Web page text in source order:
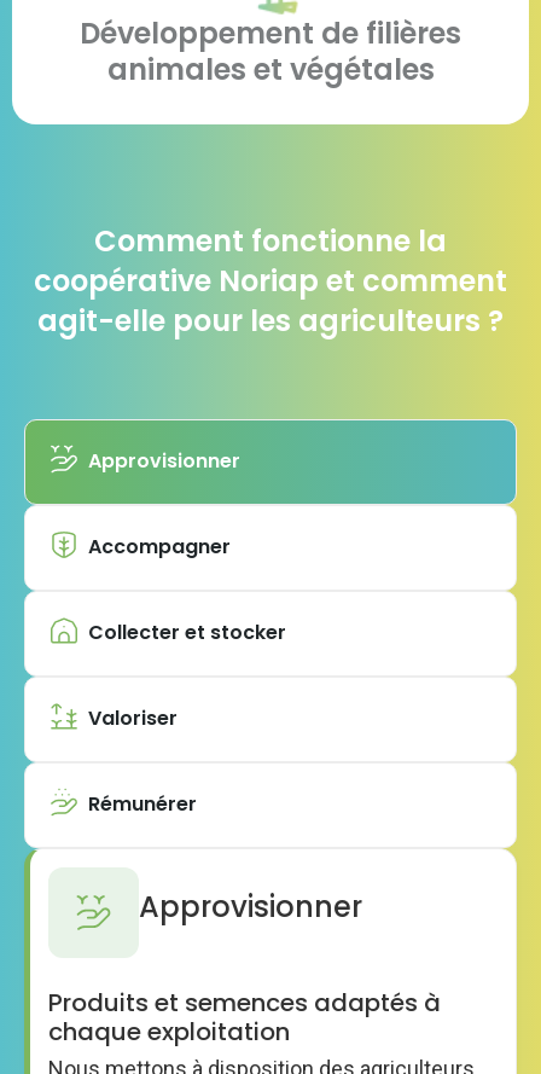
Développement de filières
animales et végétales
Comment fonctionne la
coopérative Noriap et comment
agit-elle pour les agriculteurs ?
Approvisionner
Produits et semences adaptés à
chaque exploitation
Nous mettons à disposition des agriculteurs
Approvisionner
Accompagner
Collecter et stocker
Valoriser
Rémunérer